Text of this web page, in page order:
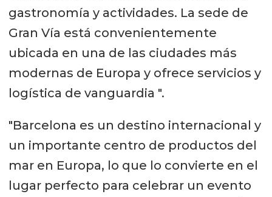
gastronomía y actividades. La sede de
Gran Vía está convenientemente
ubicada en una de las ciudades más
modernas de Europa y ofrece servicios y
logística de vanguardia ".
"Barcelona es un destino internacional y
un importante centro de productos del
mar en Europa, lo que lo convierte en el
lugar perfecto para celebrar un evento